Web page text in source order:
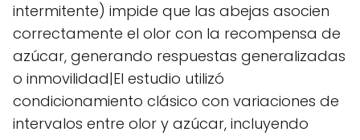
intermitente) impide que las abejas asocien
correctamente el olor con la recompensa de
azúcar, generando respuestas generalizadas
o inmovilidad|El estudio utilizó
condicionamiento clásico con variaciones de
intervalos entre olor y azúcar, incluyendo